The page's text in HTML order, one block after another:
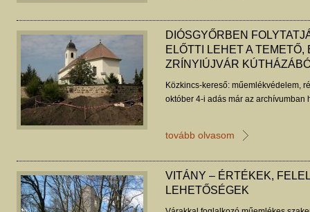
DIÓSGYŐRBEN
ELŐTTI LEHET A TEMETŐ,
ZRÍNYIÚJVÁR
Közkincs-kereső: műemlékvédelem,
október 4-i adás már az archívumban
tovább olvasom
VITÁNY – ÉRTÉKEK,
LEHETŐSÉGEK